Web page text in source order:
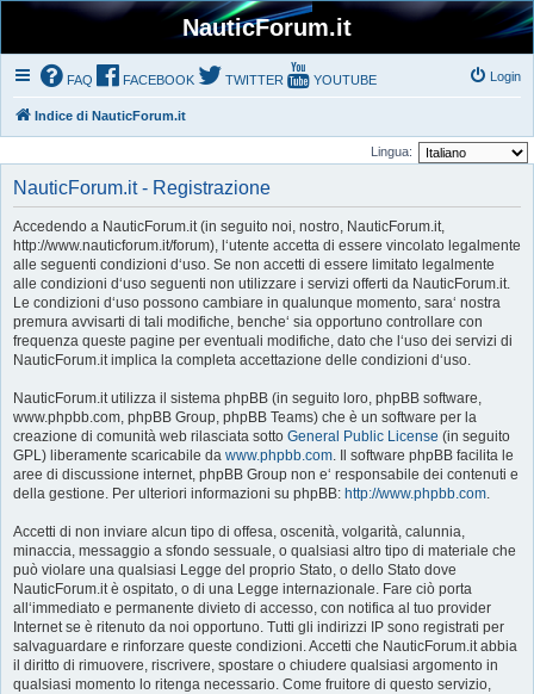
NauticForum.it
FAQ FACEBOOK TWITTER YOUTUBE Login
Indice di NauticForum.it
Lingua:
NauticForum.it - Registrazione
Accedendo a NauticForum.it (in seguito noi, nostro, NauticForum.it,
http://www.nauticforum.it/forum), l‘utente accetta di essere vincolato legalmente
alle seguenti condizioni d‘uso. Se non accetti di essere limitato legalmente
alle condizioni d‘uso seguenti non utilizzare i servizi offerti da NauticForum.it.
Le condizioni d‘uso possono cambiare in qualunque momento, sara‘ nostra
premura avvisarti di tali modifiche, benche‘ sia opportuno controllare con
frequenza queste pagine per eventuali modifiche, dato che l‘uso dei servizi di
NauticForum.it implica la completa accettazione delle condizioni d‘uso.
NauticForum.it utilizza il sistema phpBB (in seguito loro, phpBB software,
www.phpbb.com, phpBB Group, phpBB Teams) che è un software per la
creazione di comunità web rilasciata sotto General Public License (in seguito
GPL) liberamente scaricabile da www.phpbb.com. Il software phpBB facilita le
aree di discussione internet, phpBB Group non e‘ responsabile dei contenuti e
della gestione. Per ulteriori informazioni su phpBB: http://www.phpbb.com.
Accetti di non inviare alcun tipo di offesa, oscenità, volgarità, calunnia,
minaccia, messaggio a sfondo sessuale, o qualsiasi altro tipo di materiale che
può violare una qualsiasi Legge del proprio Stato, o dello Stato dove
NauticForum.it è ospitato, o di una Legge internazionale. Fare ciò porta
all‘immediato e permanente divieto di accesso, con notifica al tuo provider
Internet se è ritenuto da noi opportuno. Tutti gli indirizzi IP sono registrati per
salvaguardare e rinforzare queste condizioni. Accetti che NauticForum.it abbia
il diritto di rimuovere, riscrivere, spostare o chiudere qualsiasi argomento in
qualsiasi momento lo ritenga necessario. Come fruitore di questo servizio,